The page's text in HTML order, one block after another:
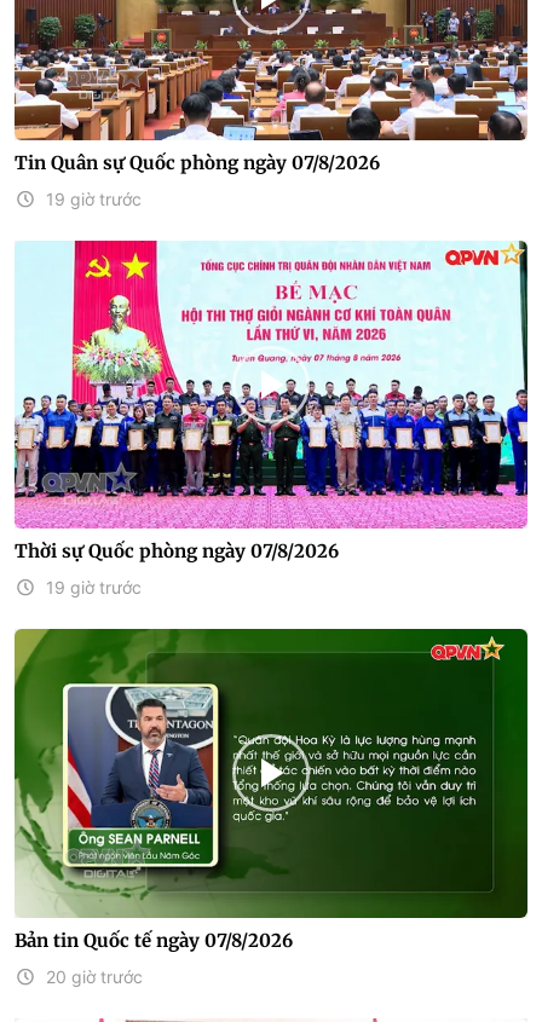
Tin Quân sự Quốc phòng ngày 07/8/2026
19 giờ trước
Thời sự Quốc phòng ngày 07/8/2026
19 giờ trước
Bản tin Quốc tế ngày 07/8/2026
20 giờ trước